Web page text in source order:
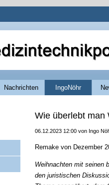
Nachrichten IngoNöhr
Wie überlebt man
06.12.2023 12:00 von Ingo
Remake von Dezember
Weihnachten mit seinen
den juristischen